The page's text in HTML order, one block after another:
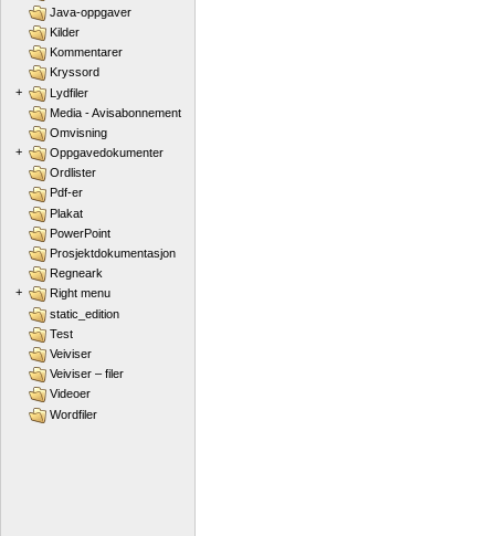
Java-oppgaver
Kilder
Kommentarer
Kryssord
+
Lydfiler
Media - Avisabonnement
Omvisning
+
Oppgavedokumenter
Ordlister
Pdf-er
Plakat
PowerPoint
Prosjektdokumentasjon
Regneark
+
Right menu
static_edition
Test
Veiviser
Veiviser – filer
Videoer
Wordfiler